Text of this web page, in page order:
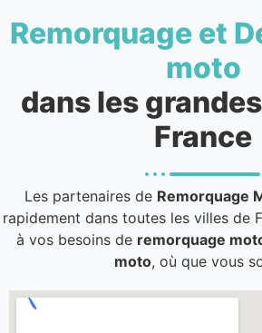
Remorquage et
moto
dans les
France
Les partenaires de Remorquage
rapidement dans toutes les villes de
à vos besoins de remorquage
moto, où que vous